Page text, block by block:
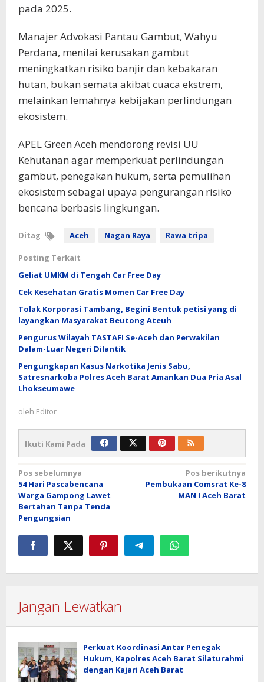
pada 2025.
Manajer Advokasi Pantau Gambut, Wahyu
Perdana, menilai kerusakan gambut
meningkatkan risiko banjir dan kebakaran
hutan, bukan semata akibat cuaca ekstrem,
melainkan lemahnya kebijakan perlindungan
ekosistem.
APEL Green Aceh mendorong revisi UU
Kehutanan agar memperkuat perlindungan
gambut, penegakan hukum, serta pemulihan
ekosistem sebagai upaya pengurangan risiko
bencana berbasis lingkungan.
Ditag Aceh Nagan Raya Rawa tripa
Posting Terkait
Geliat UMKM di Tengah Car Free Day
Cek Kesehatan Gratis Momen Car Free Day
Tolak Korporasi Tambang, Begini Bentuk petisi yang di
layangkan Masyarakat Beutong Ateuh
Pengurus Wilayah TASTAFI Se-Aceh dan Perwakilan
Dalam-Luar Negeri Dilantik
Pengungkapan Kasus Narkotika Jenis Sabu,
Satresnarkoba Polres Aceh Barat Amankan Dua Pria Asal
Lhokseumawe
oleh Editor
Ikuti Kami Pada
Navigasi
pos
Pos sebelumnya
54 Hari Pascabencana
Warga Gampong Lawet
Bertahan Tanpa Tenda
Pengungsian
Pos berikutnya
Pembukaan Comsrat Ke-8
MAN I Aceh Barat
Jangan Lewatkan
Perkuat Koordinasi Antar Penegak
Hukum, Kapolres Aceh Barat Silaturahmi
dengan Kajari Aceh Barat